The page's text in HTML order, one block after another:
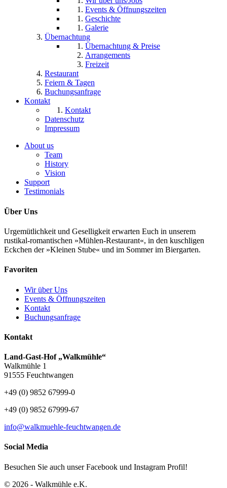
Events & Öffnungszeiten
Geschichte
Galerie
Übernachtung
Übernachtung & Preise
Arrangements
Freizeit
Restaurant
Feiern & Tagen
Buchungsanfrage
Kontakt
Kontakt
Datenschutz
Impressum
About us
Team
History
Vision
Support
Testimonials
Über Uns
Urgemütlichkeit und Geselligkeit erwarten Euch in unserem
rustikal-romantischen »Mühlen-Restaurant«, in den kuschligen
Eckchen der »Kleinen Stube« und im Sommer im Biergarten.
Favoriten
Wir über Uns
Events & Öffnungszeiten
Kontakt
Buchungsanfrage
Kontakt
Land-Gast-Hof „Walkmühle“
Walkmühle 1
91555 Feuchtwangen
+49 (0) 9852 67999-0
+49 (0) 9852 67999-67
info@walkmuehle-feuchtwangen.de
Social Media
Besuchen Sie auch unser Facebook und Instagram Profil!
© 2026 - Walkmühle e.K.